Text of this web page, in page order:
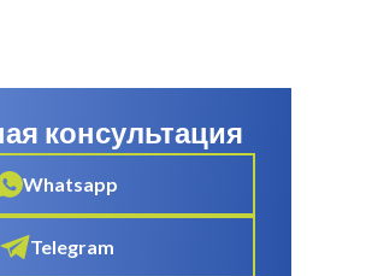
консультация
Whatsapp
Telegram